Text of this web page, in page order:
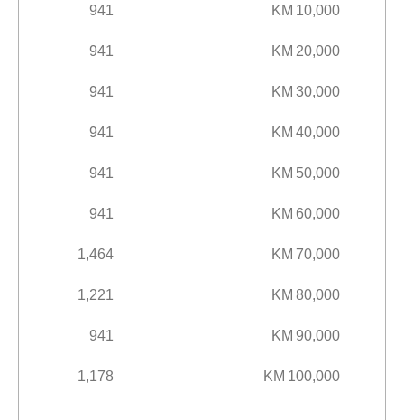
10,000 KM
941
20,000 KM
941
30,000 KM
941
40,000 KM
941
50,000 KM
941
60,000 KM
941
70,000 KM
1,464
80,000 KM
1,221
90,000 KM
941
100,000 KM
1,178